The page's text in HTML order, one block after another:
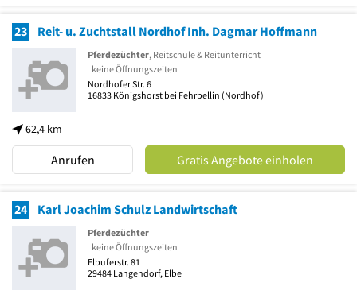
23 Reit- u. Zuchtstall Nordhof Inh. Dagmar Hoffmann
62,4 km
Pferdezüchter, Reitschule & Reitunterricht
keine Öffnungszeiten
Nordhofer Str. 6
16833 Königshorst bei Fehrbellin (Nordhof)
Anrufen Gratis Angebote einholen
24 Karl Joachim Schulz Landwirtschaft
Pferdezüchter
keine Öffnungszeiten
Elbuferstr. 81
29484 Langendorf, Elbe